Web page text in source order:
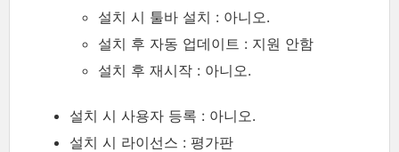
설치 시 툴바 설치 : 아니오.
설치 후 자동 업데이트 : 지원 안함
설치 후 재시작 : 아니오.
설치 시 사용자 등록 : 아니오.
설치 시 라이선스 : 평가판